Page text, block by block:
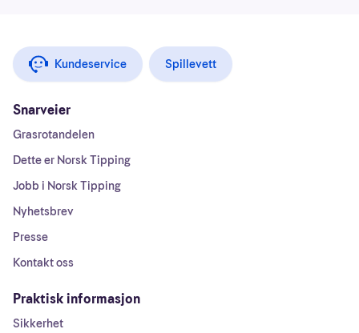
Kundeservice Spillevett
Snarveier
Grasrotandelen
Dette er Norsk Tipping
Jobb i Norsk Tipping
Nyhetsbrev
Presse
Kontakt oss
Praktisk informasjon
Sikkerhet